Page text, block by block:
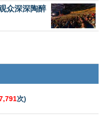
众深深陶醉
次)